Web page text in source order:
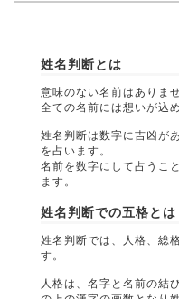
姓名判断とは
意味のない名前はありませ
全ての名前には想いが込
姓名判断は数字に吉凶が
を占います。
名前を数字にして占うこ
ます。
姓名判断での五格とは
姓名判断では、人格、総
す。
人格は、名字と名前の結